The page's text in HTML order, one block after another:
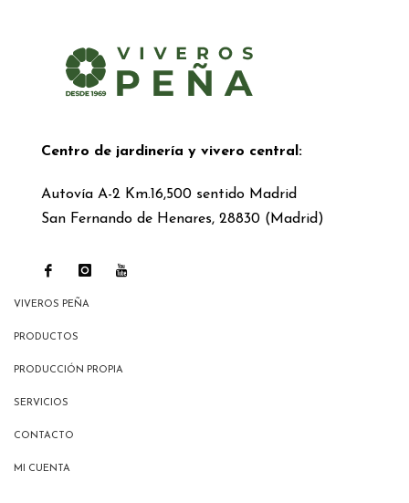
Centro de jardinería y vivero central:
Autovía A-2 Km.16,500 sentido Madrid
San Fernando de Henares, 28830 (Madrid)
VIVEROS PEÑA
PRODUCTOS
PRODUCCIÓN PROPIA
SERVICIOS
CONTACTO
MI CUENTA